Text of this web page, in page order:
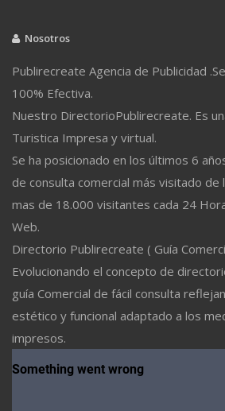
Nosotros
Publirecreate Agencia de Publicidad
100% Efectiva.
Nuestro DirectorioPublirecreate. Es
Turistica Impresa y virtual.
Se ha posicionado en los últimos 6
de consulta comercial más visitado de
mas de 18.000 visitantes cada 24
Web.
Directorio Publirecreate ( Guía
Evolucionando el concepto de
guía Comercial de fácil consulta
estético y funcional adaptado a los
impresos.